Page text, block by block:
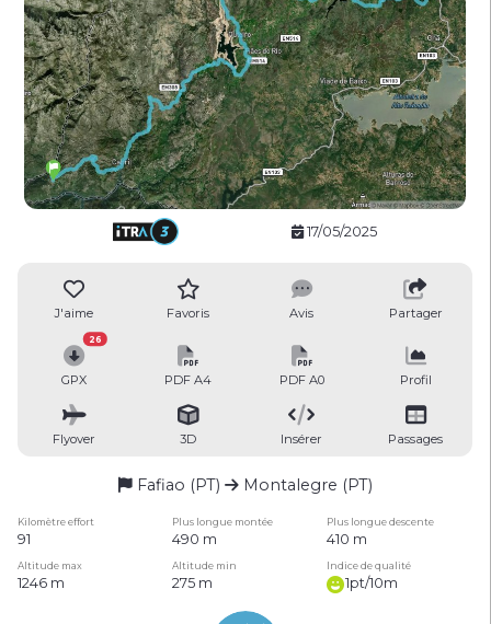
17/05/2025
J'aime Favoris Avis Partager
GPX
26
PDF A4 PDF A0 Profil
Flyover 3D Insérer Passages
Fafiao (PT) Montalegre (PT)
Kilomètre effort Plus longue montée Plus longue descente
91 490 m 410 m
Altitude max Altitude min Indice de qualité
1246 m 275 m 1pt/10m